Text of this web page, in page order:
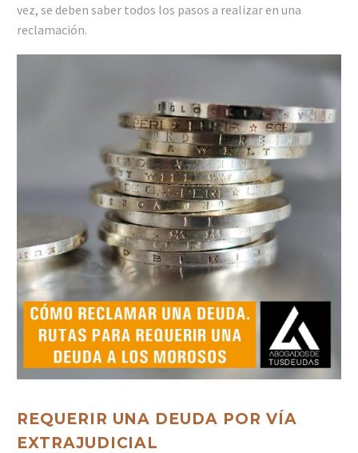
vez, se deben saber todos los pasos a realizar en una
reclamación.
REQUERIR UNA DEUDA POR VÍA
EXTRAJUDICIAL